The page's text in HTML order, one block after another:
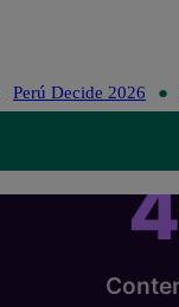
Perú Decide 2026